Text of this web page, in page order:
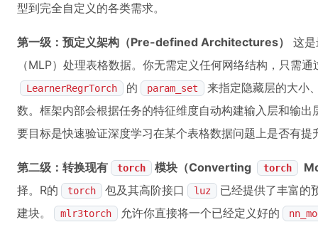
型到完全自定义的各类需求。
第一级：预定义架构（Pre-defined Architectures）
这
（MLP）处理表格数据。你无需定义任何网络结构，只需通
LearnerRegrTorch 的 param_set
来指定隐藏层的大小
数。框架内部会根据任务的特征维度自动构建输入层和输
要目标是快速验证深度学习在某个表格数据问题上是否有提
第二级：转换现有 torch 模块（Converting torch
择。R的
torch 包及其高阶接口 luz
已经提供了丰富的
建块。
mlr3torch 允许你直接将一个已经定义好的